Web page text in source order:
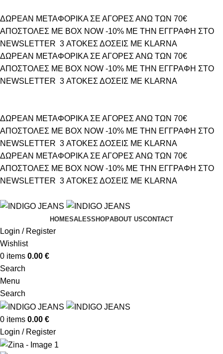
ΔΩΡΕΑΝ ΜΕΤΑΦΟΡΙΚΑ ΣΕ ΑΓΟΡΕΣ ΑΝΩ ΤΩΝ 70€
ΑΠΟΣΤΟΛΕΣ ΜΕ BOX NOW -10% ΜΕ ΤΗΝ ΕΓΓΡΑΦΗ ΣΤΟ
NEWSLETTER 3 ΑΤΟΚΕΣ ΔΟΣΕΙΣ ΜΕ KLARNA
ΔΩΡΕΑΝ ΜΕΤΑΦΟΡΙΚΑ ΣΕ ΑΓΟΡΕΣ ΑΝΩ ΤΩΝ 70€
ΑΠΟΣΤΟΛΕΣ ΜΕ BOX NOW -10% ΜΕ ΤΗΝ ΕΓΓΡΑΦΗ ΣΤΟ
NEWSLETTER 3 ΑΤΟΚΕΣ ΔΟΣΕΙΣ ΜΕ KLARNA
ΔΩΡΕΑΝ ΜΕΤΑΦΟΡΙΚΑ ΣΕ ΑΓΟΡΕΣ ΑΝΩ ΤΩΝ 70€
ΑΠΟΣΤΟΛΕΣ ΜΕ BOX NOW -10% ΜΕ ΤΗΝ ΕΓΓΡΑΦΗ ΣΤΟ
NEWSLETTER 3 ΑΤΟΚΕΣ ΔΟΣΕΙΣ ΜΕ KLARNA
ΔΩΡΕΑΝ ΜΕΤΑΦΟΡΙΚΑ ΣΕ ΑΓΟΡΕΣ ΑΝΩ ΤΩΝ 70€
ΑΠΟΣΤΟΛΕΣ ΜΕ BOX NOW -10% ΜΕ ΤΗΝ ΕΓΓΡΑΦΗ ΣΤΟ
NEWSLETTER 3 ΑΤΟΚΕΣ ΔΟΣΕΙΣ ΜΕ KLARNA
HOMESALESSHOPABOUT USCONTACT
Login / Register
Wishlist
0 items 0.00 €
Search
Menu
Search
0 items 0.00 €
Login / Register